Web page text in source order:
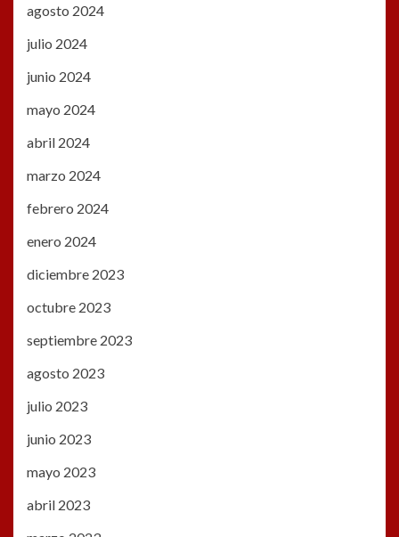
agosto 2024
julio 2024
junio 2024
mayo 2024
abril 2024
marzo 2024
febrero 2024
enero 2024
diciembre 2023
octubre 2023
septiembre 2023
agosto 2023
julio 2023
junio 2023
mayo 2023
abril 2023